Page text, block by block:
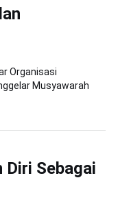
Organisasi
Musyawarah
Diri Sebagai